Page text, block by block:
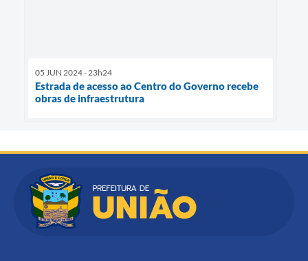
05 JUN 2024 - 23h24
Estrada de acesso ao Centro do Governo recebe
obras de infraestrutura